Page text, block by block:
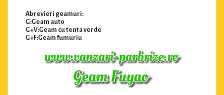
Abrevieri geamuri:
G:Geam auto
G+V:Geam cu tenta verde
G+F:Geam fumuriu